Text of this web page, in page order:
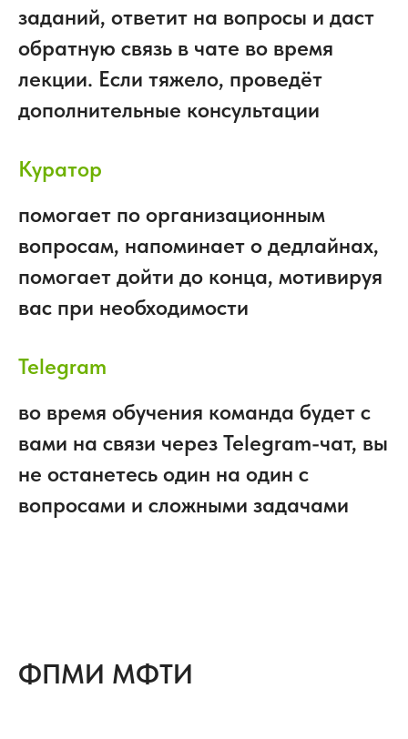
заданий, ответит на вопросы и даст
обратную связь в чате во время
лекции. Если тяжело, проведёт
дополнительные консультации
Куратор
помогает по организационным
вопросам, напоминает о дедлайнах,
помогает дойти до конца, мотивируя
вас при необходимости
Telegram
во время обучения команда будет с
вами на связи через Telegram-чат, вы
не останетесь один на один с
вопросами и сложными задачами
ФПМИ МФТИ